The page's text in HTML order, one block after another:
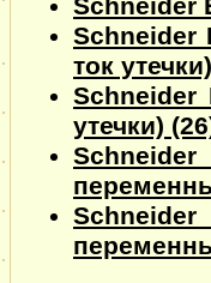
Schneider
ток
утечки)